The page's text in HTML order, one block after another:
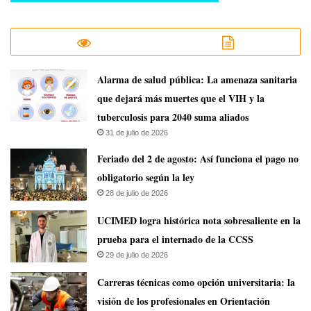
​Alarma de salud pública: La amenaza sanitaria
que dejará más muertes que el VIH y la
tuberculosis para 2040 suma aliados
31 de julio de 2026
Feriado del 2 de agosto: Así funciona el pago no
obligatorio según la ley
28 de julio de 2026
UCIMED logra histórica nota sobresaliente en la
prueba para el internado de la CCSS
29 de julio de 2026
Carreras técnicas como opción universitaria: la
visión de los profesionales en Orientación